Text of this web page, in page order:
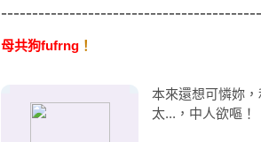
母共狗fufrng ！
本來還想可憐妳
太...，中人欲嘔！